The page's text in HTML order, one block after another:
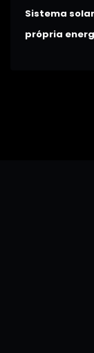
Sistema
própria